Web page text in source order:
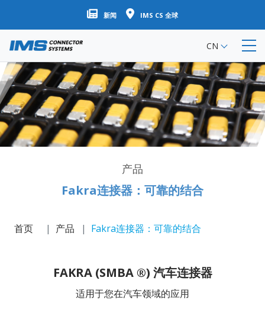
跳
转
要
内
容
新闻 IMS CS 全球
CN
产品
Fakra连接器：可靠的结合
首页 产品 Fakra连接器：可靠的结合
FAKRA (SMBA ®) 汽车连接器
适用于您在汽车领域的应用